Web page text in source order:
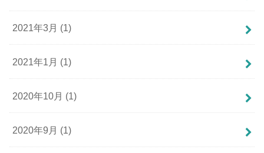
2021年3月 (1)
2021年1月 (1)
2020年10月 (1)
2020年9月 (1)